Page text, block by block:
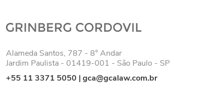
Alameda Santos, 787 - 8° Andar
Jardim Paulista - 01419-001 - São Paulo - SP
+55 11 3371 5050 |gca@gcalaw.com.br